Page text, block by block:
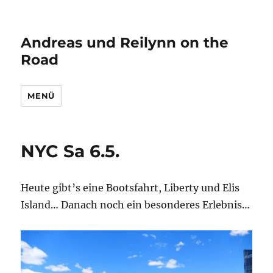
Andreas und Reilynn on the
Road
MENÜ
NYC Sa 6.5.
Heute gibt’s eine Bootsfahrt, Liberty und Elis
Island… Danach noch ein besonderes Erlebnis…